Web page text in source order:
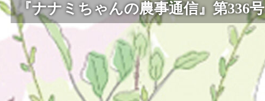
『ナナミちゃんの農事通信』第336号